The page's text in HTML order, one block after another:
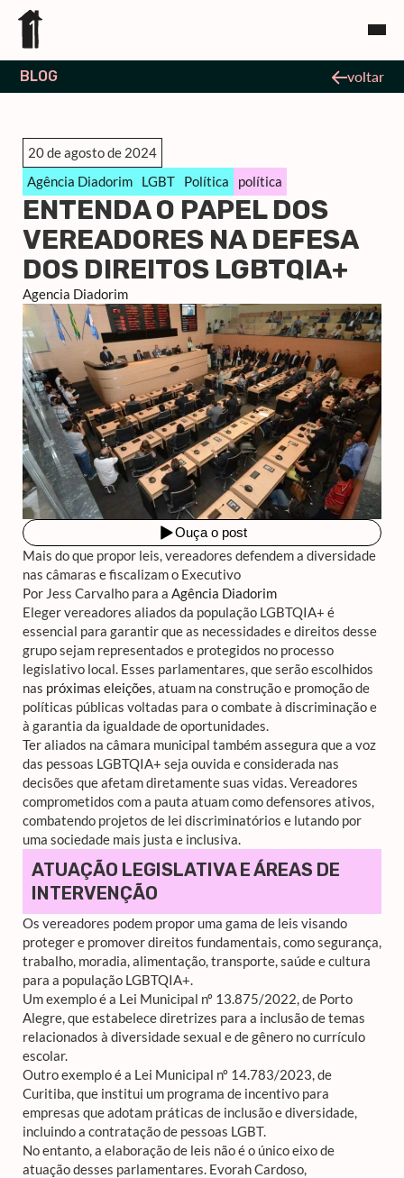
BLOG voltar
20 de agosto de 2024
Agência Diadorim
LGBT Política política
ENTENDA O PAPEL DOS
VEREADORES NA DEFESA
DOS DIREITOS LGBTQIA+
Agencia Diadorim
Mais do que propor leis, vereadores defendem a diversidade
nas câmaras e fiscalizam o Executivo
Por Jess Carvalho para a Agência Diadorim
Eleger vereadores aliados da população LGBTQIA+ é
essencial para garantir que as necessidades e direitos desse
grupo sejam representados e protegidos no processo
legislativo local. Esses parlamentares, que serão escolhidos
nas próximas eleições, atuam na construção e promoção de
políticas públicas voltadas para o combate à discriminação e
à garantia da igualdade de oportunidades.
Ter aliados na câmara municipal também assegura que a voz
das pessoas LGBTQIA+ seja ouvida e considerada nas
decisões que afetam diretamente suas vidas. Vereadores
comprometidos com a pauta atuam como defensores ativos,
combatendo projetos de lei discriminatórios e lutando por
uma sociedade mais justa e inclusiva.
ATUAÇÃO LEGISLATIVA E ÁREAS DE
INTERVENÇÃO
Os vereadores podem propor uma gama de leis visando
proteger e promover direitos fundamentais, como segurança,
trabalho, moradia, alimentação, transporte, saúde e cultura
para a população LGBTQIA+.
Um exemplo é a Lei Municipal nº 13.875/2022, de Porto
Alegre, que estabelece diretrizes para a inclusão de temas
relacionados à diversidade sexual e de gênero no currículo
escolar.
Outro exemplo é a Lei Municipal nº 14.783/2023, de
Curitiba, que institui um programa de incentivo para
empresas que adotam práticas de inclusão e diversidade,
incluindo a contratação de pessoas LGBT.
No entanto, a elaboração de leis não é o único eixo de
atuação desses parlamentares. Evorah Cardoso,